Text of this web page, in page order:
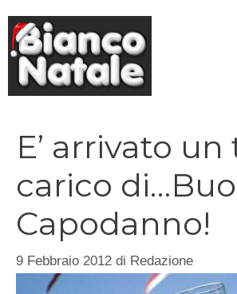
contenuto
E’ arrivato
carico
Capodanno!
9 Febbraio 2012 di Redazione